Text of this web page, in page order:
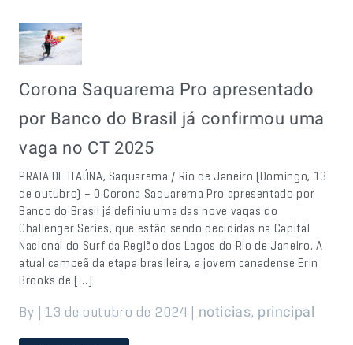
Corona Saquarema Pro apresentado
por Banco do Brasil já confirmou uma
vaga no CT 2025
PRAIA DE ITAÚNA, Saquarema / Rio de Janeiro (Domingo, 13
de outubro) – O Corona Saquarema Pro apresentado por
Banco do Brasil já definiu uma das nove vagas do
Challenger Series, que estão sendo decididas na Capital
Nacional do Surf da Região dos Lagos do Rio de Janeiro. A
atual campeã da etapa brasileira, a jovem canadense Erin
Brooks de […]
By | 13 de outubro de 2024 | noticias, principal